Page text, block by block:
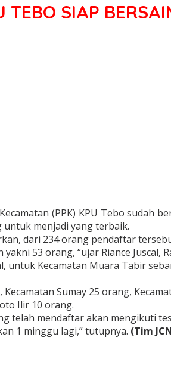
TEBO SIAP
(PPK) KPU Tebo sudah
untuk menjadi yang terbaik.
dari 234 orang pendaftar
53 orang, “ujar Riance Juscal,
untuk Kecamatan Muara Tabir
Sumay 25 orang,
Ilir 10 orang.
telah mendaftar akan mengikuti
1 minggu lagi,” tutupnya. (Tim